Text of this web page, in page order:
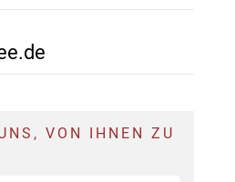
VON IHNEN ZU